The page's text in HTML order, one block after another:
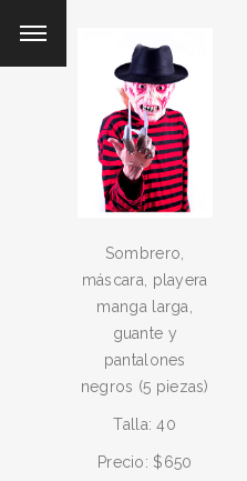
Sombrero,
máscara, playera
manga larga,
guante y
pantalones
negros (5 piezas)
Talla: 40
Precio: $650